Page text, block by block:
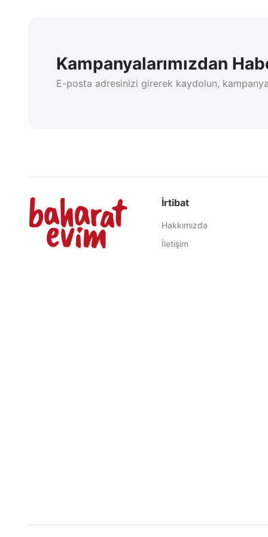
Kampanyalarımızdan
E-posta adresinizi girerek kaydolun,
İrtibat
Hakkımızda
İletişim